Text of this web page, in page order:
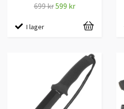
699 kr599 kr
I lager